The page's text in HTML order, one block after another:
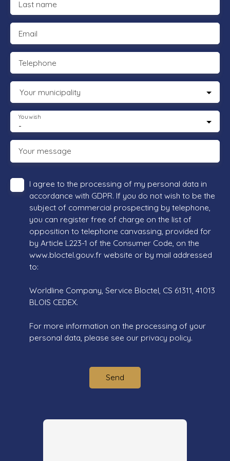
Last name
Email
Telephone
Your municipality
-
You wish
Your message
I agree to the processing of my personal data in
accordance with GDPR. If you do not wish to be the
subject of commercial prospecting by telephone,
you can register free of charge on the list of
opposition to telephone canvassing, provided for
by Article L223-1 of the Consumer Code, on the
www.bloctel.gouv.fr website or by mail addressed
to:
Worldline Company, Service Bloctel, CS 61311, 41013
BLOIS CEDEX.
For more information on the processing of your
personal data, please see our privacy policy.
Send